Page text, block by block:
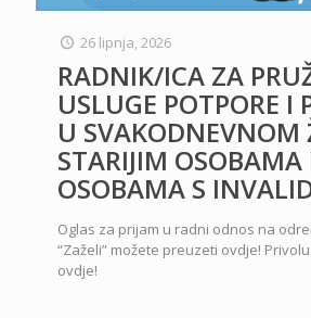
26 lipnja, 2026
RADNIK/ICA ZA
USLUGE POTPORE I
U SVAKODNEVNOM
STARIJIM OSOBAMA
OSOBAMA S
Oglas za prijam u radni odnos na
“Zaželi” možete preuzeti ovdje!
ovdje!